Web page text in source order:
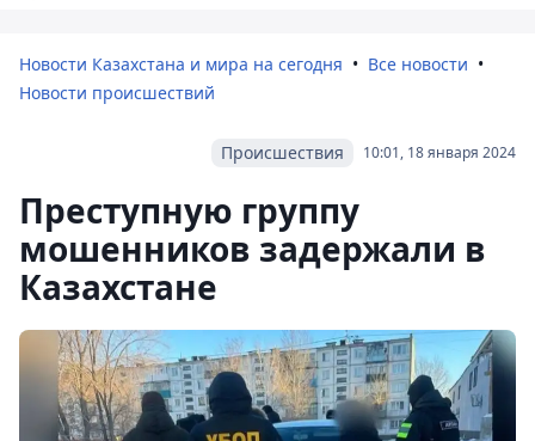
Новости Казахстана и мира на сегодня
Все новости
Новости происшествий
10:01, 18 января 2024
Происшествия
Преступную группу
мошенников задержали в
Казахстане